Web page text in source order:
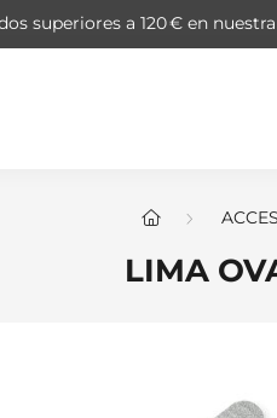
superiores a 120 € en
LIMA